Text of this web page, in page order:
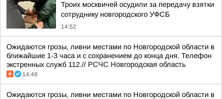
Троих москвичей осудили за передачу взятки
сотруднику новгородского УФСБ
14:52
Ожидаются грозы, ливни местами по Новгородской области в
ближайшие 1-3 часа и с сохранением до конца дня. Телефон
экстренных служб 112.// РСЧС Новгородская область
14:48
Ожидаются грозы, ливни местами по Новгородской области в